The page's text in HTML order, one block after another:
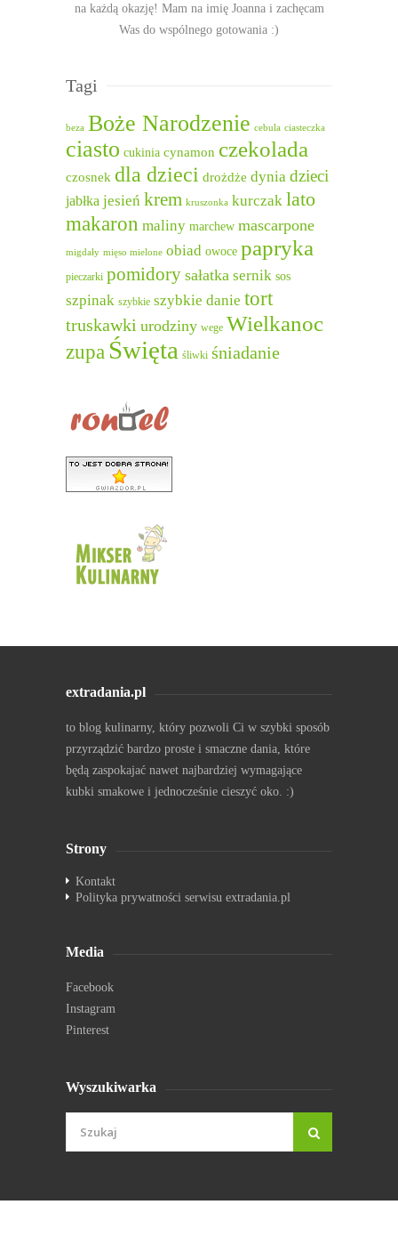
na każdą okazję! Mam na imię Joanna i zachęcam
Was do wspólnego gotowania :)
Tagi
beza Boże Narodzenie cebula ciasteczka
ciasto cukinia cynamon czekolada
czosnek dla dzieci drożdże dynia dzieci
jabłka jesień krem kruszonka kurczak lato
makaron maliny marchew mascarpone
migdały mięso mielone obiad owoce papryka
pieczarki pomidory sałatka sernik sos
szpinak szybkie szybkie danie tort
truskawki urodziny wege Wielkanoc
zupa Święta śliwki śniadanie
extradania.pl
to blog kulinarny, który pozwoli Ci w szybki sposób
przyrządzić bardzo proste i smaczne dania, które
będą zaspokajać nawet najbardziej wymagające
kubki smakowe i jednocześnie cieszyć oko. :)
Strony
Kontakt
Polityka prywatności serwisu extradania.pl
Media
Facebook
Instagram
Pinterest
Wyszukiwarka